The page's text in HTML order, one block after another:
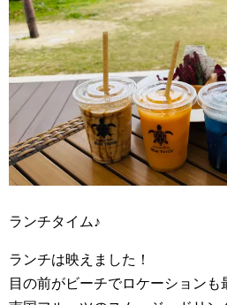
ランチタイム♪
ランチは映えました！
目の前がビーチでロケーションも